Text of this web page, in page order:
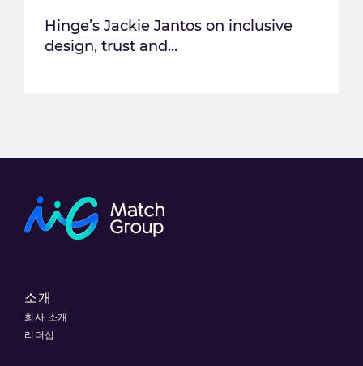
Hinge’s Jackie Jantos on inclusive
design, trust and...
소개
회사 소개
리더십